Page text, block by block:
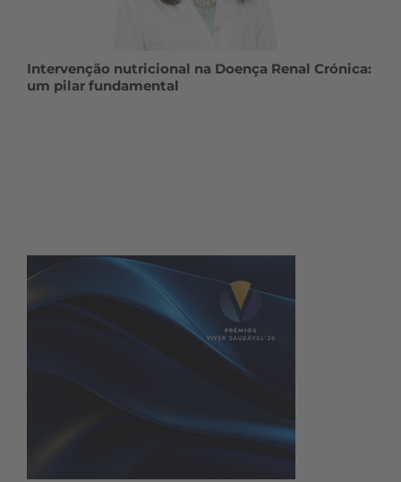
Intervenção nutricional na Doença Renal Crónica:
um pilar fundamental